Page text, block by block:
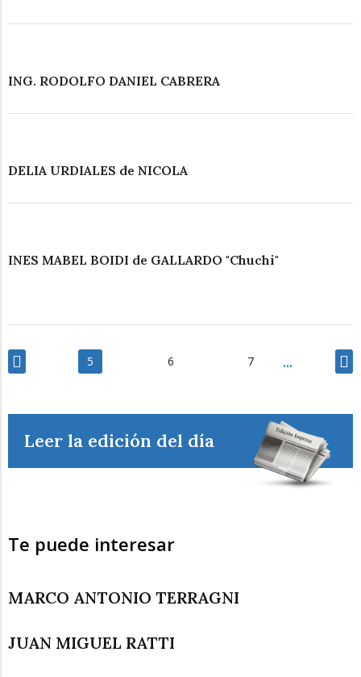
ING. RODOLFO DANIEL CABRERA
DELIA URDIALES de NICOLA
INES MABEL BOIDI de GALLARDO "Chuchi"
5 6 7
Leer la edición del día
Te puede interesar
MARCO ANTONIO TERRAGNI
JUAN MIGUEL RATTI